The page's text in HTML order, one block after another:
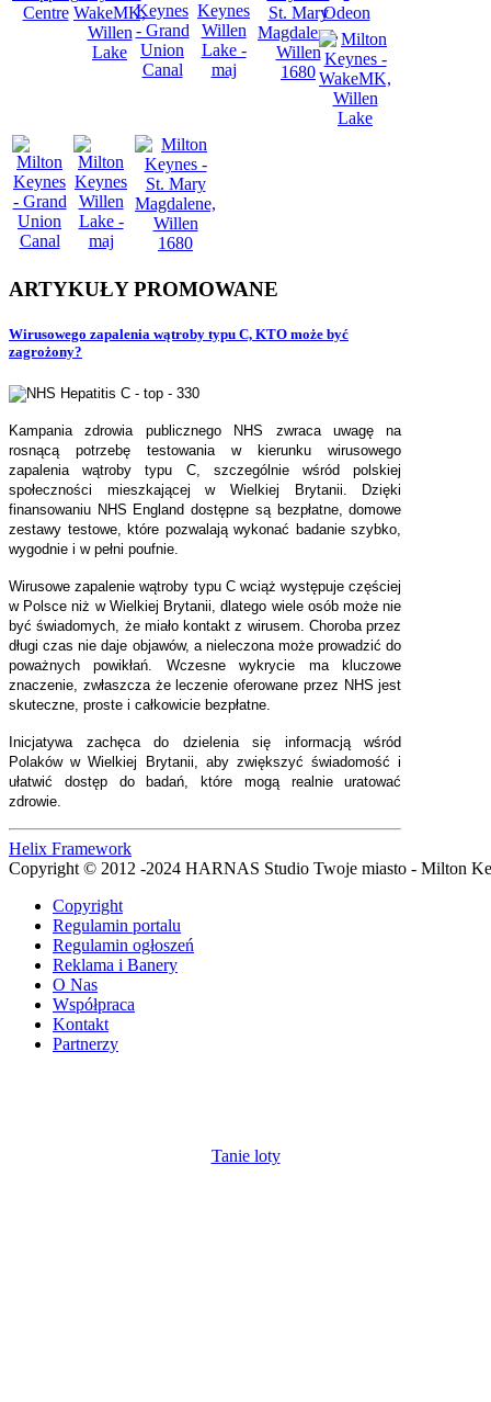
ARTYKUŁYPROMOWANE
Wirusowego zapalenia wątroby typu C, KTO może być
zagrożony?
Kampania zdrowia publicznego NHS zwraca uwagę na
rosnącą potrzebę testowania w kierunku wirusowego
zapalenia wątroby typu C, szczególnie wśród polskiej
społeczności mieszkającej w Wielkiej Brytanii. Dzięki
finansowaniu NHS England dostępne są bezpłatne, domowe
zestawy testowe, które pozwalają wykonać badanie szybko,
wygodnie i w pełni poufnie.
Wirusowe zapalenie wątroby typu C wciąż występuje częściej
w Polsce niż w Wielkiej Brytanii, dlatego wiele osób może nie
być świadomych, że miało kontakt z wirusem. Choroba przez
długi czas nie daje objawów, a nieleczona może prowadzić do
poważnych powikłań. Wczesne wykrycie ma kluczowe
znaczenie, zwłaszcza że leczenie oferowane przez NHS jest
skuteczne, proste i całkowicie bezpłatne.
Inicjatywa zachęca do dzielenia się informacją wśród
Polaków w Wielkiej Brytanii, aby zwiększyć świadomość i
ułatwić dostęp do badań, które mogą realnie uratować
zdrowie.
Helix Framework
Copyright © 2012 -2024 HARNAS Studio Twoje miasto - Milton
Copyright
Regulamin portalu
Regulamin ogłoszeń
Reklama i Banery
O Nas
Współpraca
Kontakt
Partnerzy
Tanie loty